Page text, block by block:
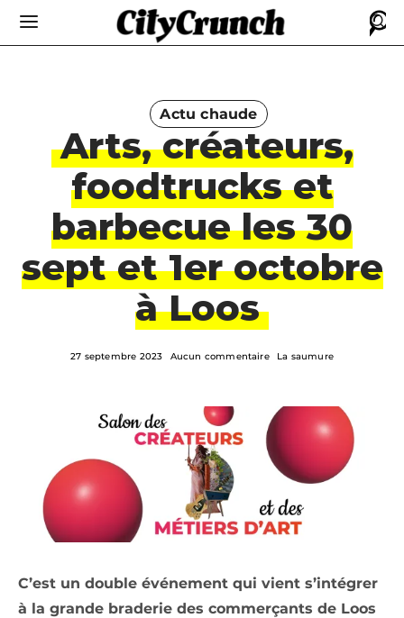
Actu chaude
Arts, créateurs,
foodtrucks et
barbecue les 30
sept et 1er octobre
à Loos
27 septembre 2023 Aucun commentaire La saumure
C’est un double événement qui vient s’intégrer
à la grande braderie des commerçants de Loos